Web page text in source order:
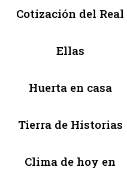
Cotización del Real
Ellas
Huerta en casa
Tierra de Historias
Clima de hoy en